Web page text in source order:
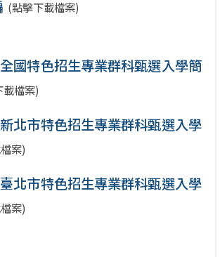
(點擊下載檔案)
國特色招生專業群科甄選入學簡
檔案)
北市特色招生專業群科甄選入學
案)
北市特色招生專業群科甄選入學
案)